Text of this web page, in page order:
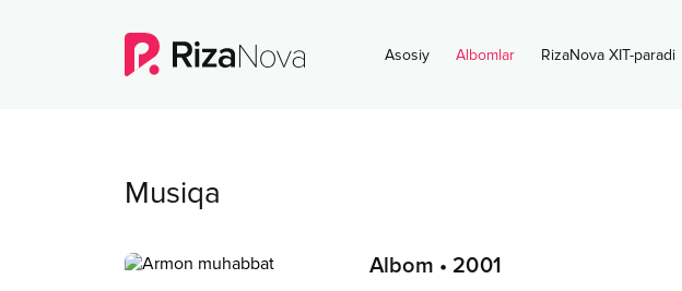
Asosiy Albomlar RizaNova XIT-paradi
Musiqa
Albom • 2001